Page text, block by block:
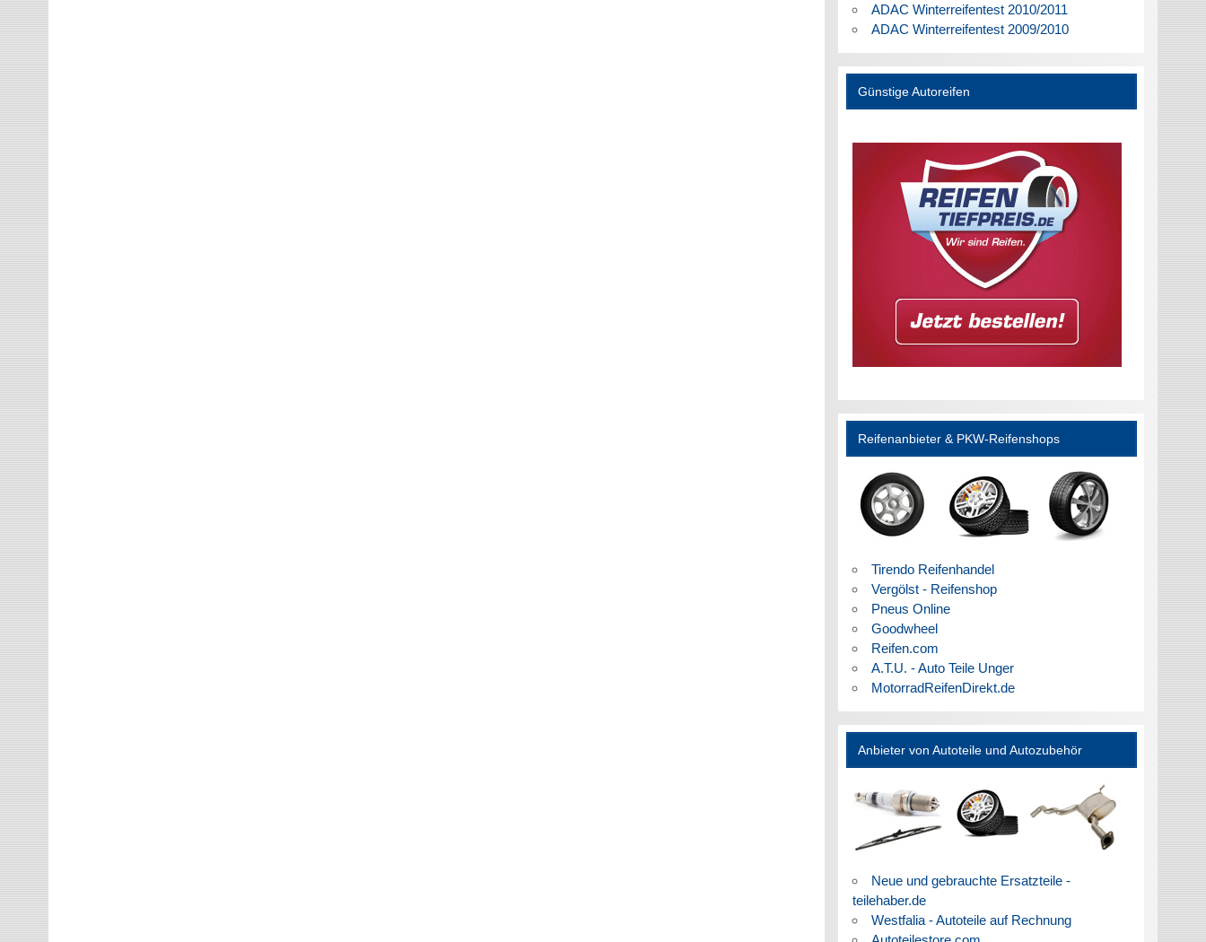
ADAC Winterreifentest 2010/2011
ADAC Winterreifentest 2009/2010
Günstige Autoreifen
Reifenanbieter & PKW-Reifenshops
Tirendo Reifenhandel
Vergölst - Reifenshop
Pneus Online
Goodwheel
Reifen.com
A.T.U. - Auto Teile Unger
MotorradReifenDirekt.de
Anbieter von Autoteile und Autozubehör
Neue und gebrauchte Ersatzteile -
teilehaber.de
Westfalia - Autoteile auf Rechnung